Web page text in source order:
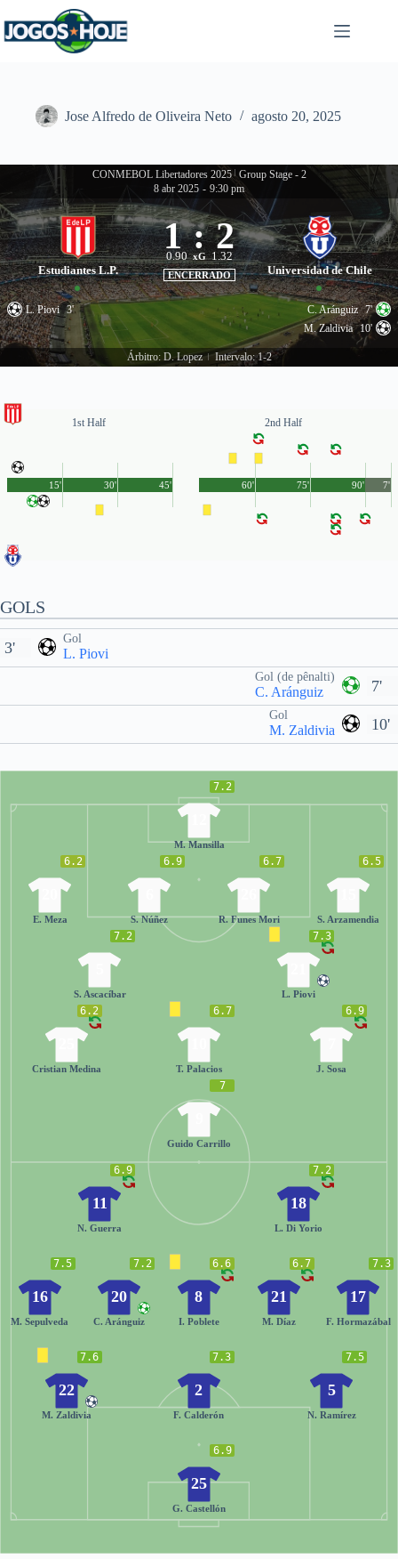
para
o
Jose Alfredo de Oliveira Neto agosto 20, 2025
CONMEBOL Libertadores 2025
Group Stage - 2
8 abr 2025 - 9:30 pm
Estudiantes L.P.
1 : 2
0.90 xG 1.32
ENCERRADO Universidad de Chile
L. Piovi 3' C. Aránguiz 7'
M. Zaldivia 10'
Árbitro: D. Lopez | Intervalo: 1-2
1st Half
45'
15' 30'
2nd Half
90'
60' 75' 7'
GOLS
Gol
L. Piovi
3'
7'
Gol (de pênalti)
C. Aránguiz
10'
Gol
M. Zaldivia
7.2
M. Mansilla
6.5
S. Arzamendia
6.7
R. Funes Mori
6.9
S. Núñez
6.2
E. Meza
7.3
L. Piovi
7.2
S. Ascacíbar
6.9
J. Sosa
6.7
T. Palacios
6.2
Cristian Medina
7
Guido Carrillo
6.9
25
G. Castellón
7.6
22
M. Zaldivia
7.3
2
F. Calderón
7.5
5
N. Ramírez
7.5
16
M. Sepulveda
7.2
20
C. Aránguiz
6.6
8
I. Poblete
6.7
21
M. Díaz
7.3
17
F. Hormazábal
6.9
11
N. Guerra
7.2
18
L. Di Yorio